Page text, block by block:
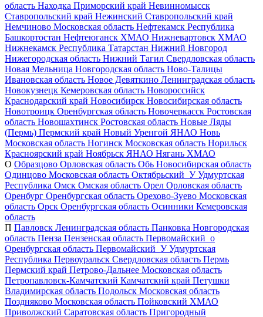
область Находка Приморский край Невинномысск
Ставропольский край Нежинский Ставропольский край
Немчиново Московская область Нефтекамск Республика
Башкортостан Нефтеюганск ХМАО Нижневартовск ХМАО
Нижнекамск Республика Татарстан Нижний Новгород
Нижегородская область Нижний Тагил Свердловская область
Новая Мельница Новгородская область Ново-Талицы
Ивановская область Новое Девяткино Ленинградская область
Новокузнецк Кемеровская область Новороссийск
Краснодарский край Новосибирск Новосибирская область
Новотроицк Оренбургская область Новочеркасск Ростовская
область Новошахтинск Ростовская область Новые Ляды
(Пермь) Пермский край Новый Уренгой ЯНАО Новь
Московская область Ногинск Московская область Норильск
Красноярский край Ноябрьск ЯНАО Нягань ХМАО
О Образцово Орловская область Обь Новосибирская область
Одинцово Московская область Октябрьский_У Удмуртская
Республика Омск Омская область Орел Орловская область
Оренбург Оренбургская область Орехово-Зуево Московская
область Орск Оренбургская область Осинники Кемеровская
область
П Павловск Ленинградская область Панковка Новгородская
область Пенза Пензенская область Первомайский_о
Оренбургская область Первомайский_У Удмуртская
Республика Первоуральск Свердловская область Пермь
Пермский край Петрово-Дальнее Московская область
Петропавловск-Камчатский Камчатский край Петушки
Владимирская область Подольск Московская область
Поздняково Московская область Пойковский ХМАО
Приволжский Саратовская область Пригородный